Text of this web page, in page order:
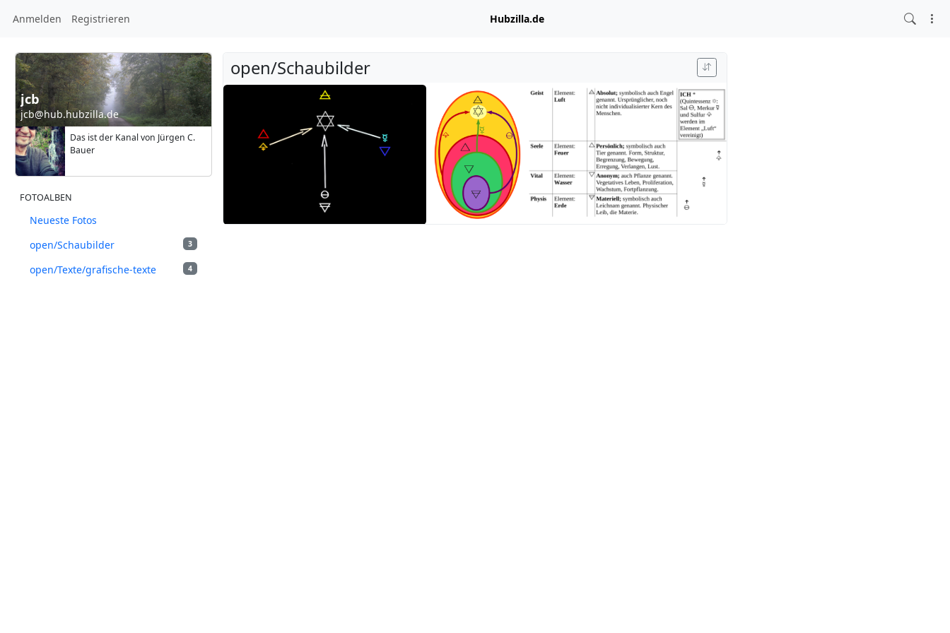
Anmelden Registrieren Hubzilla.de
jcb
jcb@hub.hubzilla.de
Das ist der Kanal von Jürgen C.
Bauer
FOTOALBEN
Neueste Fotos
3
open/Schaubilder
4
open/Texte/grafische-texte
open/Schaubilder